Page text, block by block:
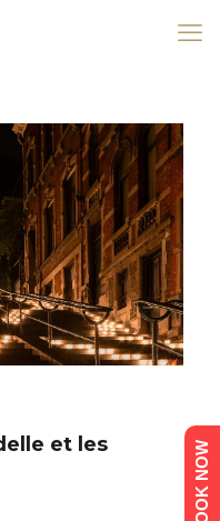
et les
BOOK NOW